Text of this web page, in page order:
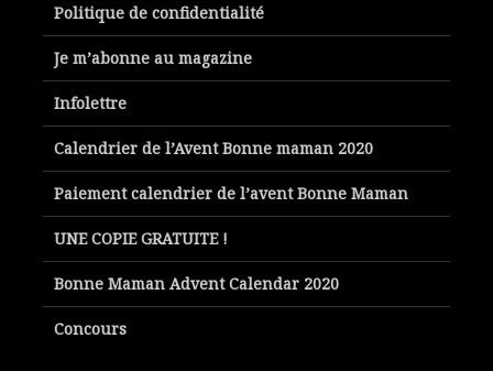
Politique de confidentialité
Je m’abonne au magazine
Infolettre
Calendrier de l’Avent Bonne maman 2020
Paiement calendrier de l’avent Bonne Maman
UNE COPIE GRATUITE !
Bonne Maman Advent Calendar 2020
Concours